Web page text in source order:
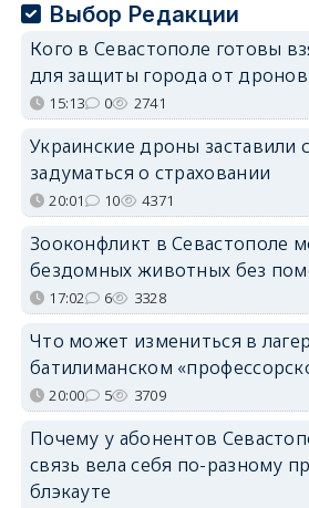
Выбор Редакции
Кого в Севастополе готовы
для защиты города от дронов
15:13 0 2741
Украинские дроны заставили
задуматься о страховании
20:01 10 4371
Зооконфликт в Севастополе
бездомных животных без
17:02 6 3328
Что может измениться в
батилиманском
20:00 5 3709
Почему у абонентов
связь вела себя по-разному
блэкауте